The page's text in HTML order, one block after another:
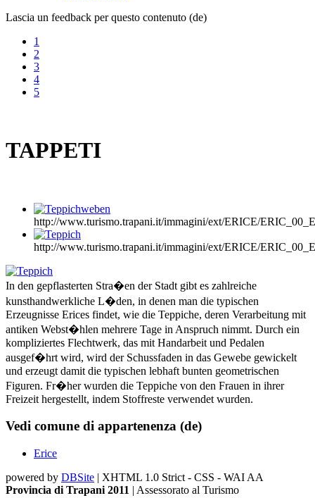
Lascia un feedback per questo contenuto (de)
1
2
3
4
5
TAPPETI
http://www.turismo.trapani.it/immagini/ext/ERICE/
http://www.turismo.trapani.it/immagini/ext/ERICE/
In den gepflasterten Stra�en der Stadt gibt es zahlreiche
kunsthandwerkliche L�den, in denen man die typischen
Erzeugnisse Erices findet, wie die Teppiche, deren Verarbeitung mit
antiken Webst�hlen mehrere Tage in Anspruch nimmt. Durch ein
kompliziertes Flechtwerk, das mit Handarbeit und Pedalen
ausgef�hrt wird, wird der Schussfaden in das Gewebe gewickelt
und erzeugt damit die typischen lebhaft bunten geometrischen
Figuren. Fr�her wurden die Teppiche von den Frauen in ihrer
Freizeit hergestellt, indem Stoffreste verwendet wurden.
Vedi comune di appartenenza (de)
Erice
powered by DBSite | XHTML 1.0 Strict - CSS - WAI AA
Provincia di Trapani 2011 | Assessorato al Turismo